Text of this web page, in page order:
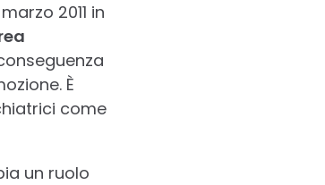
2011 in
È
come
un ruolo